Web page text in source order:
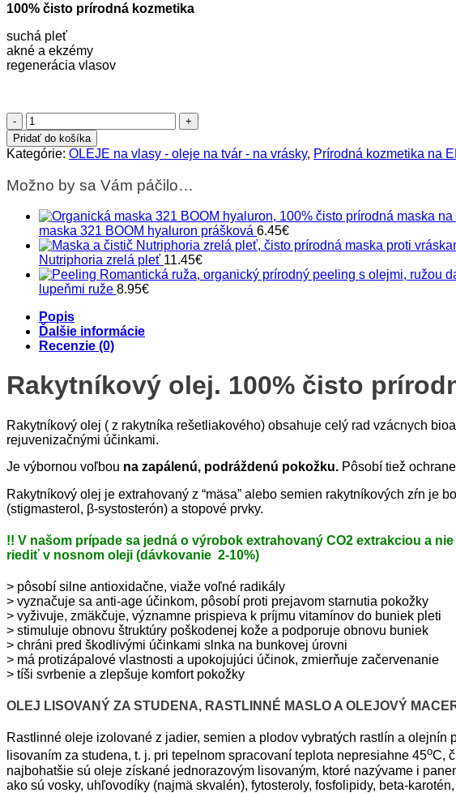
100% čisto prírodná kozmetika
suchá pleť
akné a ekzémy
regenerácia vlasov
množstvo
Rakytníkový
olej
100%-
tný
Pridať do košíka
Kategórie: OLEJE na vlasy - oleje na tvár - na vrásky, Prírodná kozmetika na
Možno by sa Vám páčilo…
maska 321 BOOM hyaluron prášková 6.45€
Nutriphoria zrelá pleť 11.45€
lupeňmi ruže 8.95€
Popis
Ďalšie informácie
Recenzie (0)
Rakytníkový olej. 100% čisto
Rakytníkový olej ( z rakytníka rešetliakového) obsahuje celý rad vzácnych
rejuvenizačnými účinkami.
Je výbornou voľbou na zapálenú, podráždenú pokožku. Pôsobí tiež
Rakytníkový olej je extrahovaný z “mäsa” alebo semien rakytníkových zŕn je
(stigmasterol, β-systosterón) a stopové prvky.
!! V našom prípade sa jedná o výrobok extrahovaný CO2 extrakciou a
riediť v nosnom oleji (dávkovanie 2-10%)
> pôsobí silne antioxidačne, viaže voľné radikály
> vyznačuje sa anti-age účinkom, pôsobí proti prejavom starnutia pokožky
> vyživuje, zmäkčuje, významne prispieva k príjmu vitamínov do buniek pleti
> stimuluje obnovu štruktúry poškodenej kože a podporuje obnovu buniek
> chráni pred škodlivými účinkami slnka na bunkovej úrovni
> má protizápalové vlastnosti a upokojujúci účinok, zmierňuje začervenanie
> tíši svrbenie a zlepšuje komfort pokožky
OLEJ LISOVANÝ ZA STUDENA, RASTLINNÉ MASLO A OLEJOVÝ
Rastlinné oleje izolované z jadier, semien a plodov vybratých rastlín a
lisovaním za studena, t. j. pri tepelnom spracovaní teplota nepresiahne 45oC,
najbohatšie sú oleje získané jednorazovým lisovaným, ktoré nazývame i
ako sú vosky, uhľovodíky (najmä skvalén), fytosteroly, fosfolipidy, beta-